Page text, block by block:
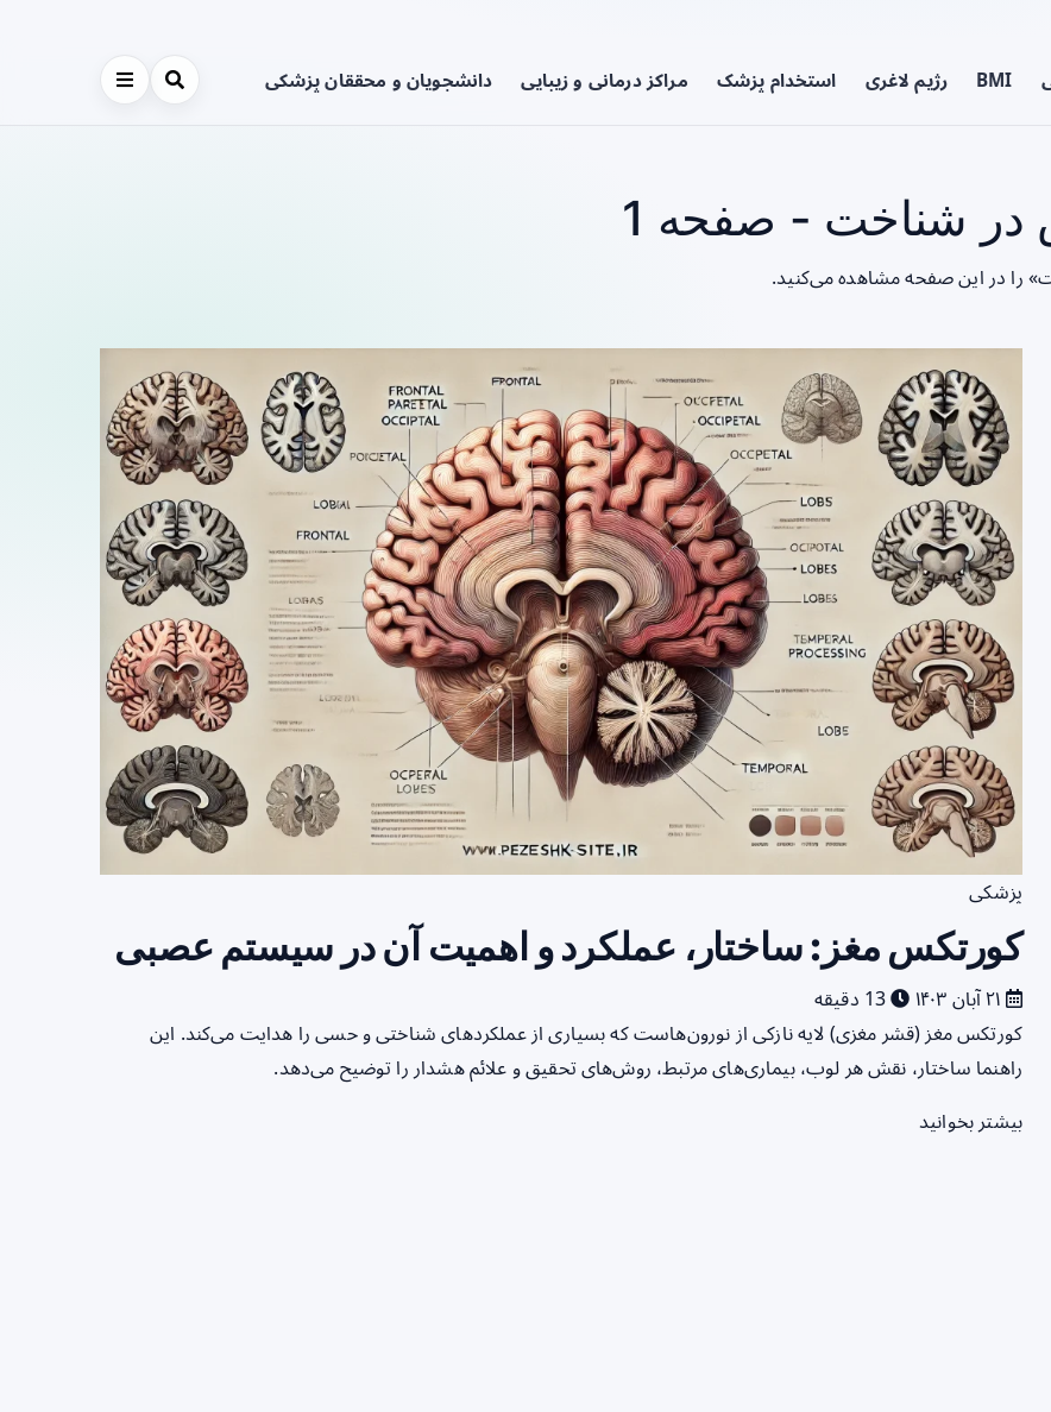
BMI رژیم لاغری استخدام پزشک مراکز درمانی و زیبایی دانشجویان و محققان پزشکی
شناخت - صفحه 1
را در این صفحه مشاهده می‌کنید.
پزشکی
کورتکس مغز: ساختار، عملکرد و اهمیت آن در سیستم عصبی
13 دقیقه
کورتکس مغز (قشر مغزی) لایه نازکی از نورون‌هاست که بسیاری از عملکردهای شناختی و حسی را هدایت می‌کند. این
راهنما ساختار، نقش هر لوب، بیماری‌های مرتبط، روش‌های تحقیق و علائم هشدار را توضیح می‌دهد.
بیشتر بخوانید